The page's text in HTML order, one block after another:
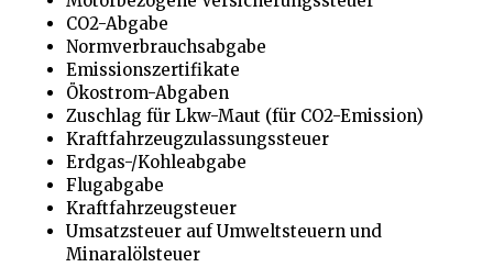
CO2-Abgabe
Normverbrauchsabgabe
Emissionszertifikate
Ökostrom-Abgaben
Zuschlag für Lkw-Maut (für CO2-Emission)
Kraftfahrzeugzulassungssteuer
Erdgas-/Kohleabgabe
Flugabgabe
Kraftfahrzeugsteuer
Umsatzsteuer auf Umweltsteuern und
Minaralölsteuer